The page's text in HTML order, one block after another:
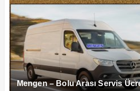
Mengen – Bolu Arası Servis